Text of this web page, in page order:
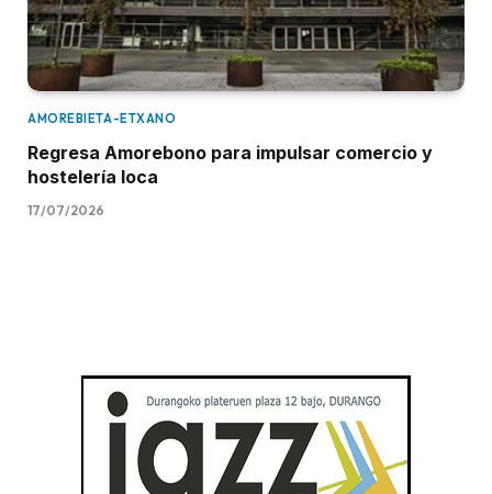
AMOREBIETA-ETXANO
Regresa Amorebono para impulsar comercio y
hostelería loca
17/07/2026